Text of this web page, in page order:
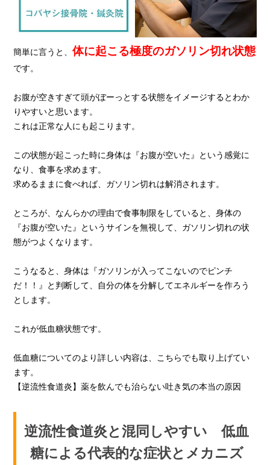
簡単に言うと、体に起こる極度のガソリン切れ状態
です。
お腹が空きすぎて頭がぼーっとする状態をイメージするとわか
りやすいと思います。
これは正常な人にも起こります。
この状態が起こった時に身体は『お腹が空いた』という感覚に
なり、食事を求めます。
求めるままに食べれば、ガソリン切れは解消されます。
ところが、なんらかの理由で食事制限をしていると、身体の
『お腹が空いた』というサインを無視して、ガソリン切れの状
態がつよくなります。
こうなると、身体は『ガソリンが入ってこないのでピンチ
だ！！』と判断して、自分の体を分解してエネルギーを作ろう
とします。
これが低血糖状態です。
低血糖についてのより詳しい内容は、こちらでも取り上げてい
ます。
【逆流性食道炎】薬を飲んでも治らない吐き気の本当の原因
逆流性食道炎と混同しやすい 低血
糖による代表的な症状とメカニズ